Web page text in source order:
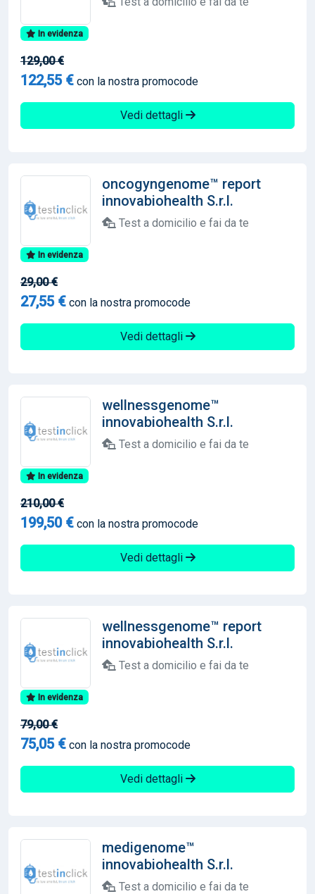
In evidenza
129,00 €
122,55 € con la nostra promocode
Vedi dettagli
oncogyngenome™ report
innovabiohealth S.r.l.
Test a domicilio e fai da te
In evidenza
29,00 €
27,55 € con la nostra promocode
Vedi dettagli
wellnessgenome™
innovabiohealth S.r.l.
Test a domicilio e fai da te
In evidenza
210,00 €
199,50 € con la nostra promocode
Vedi dettagli
wellnessgenome™ report
innovabiohealth S.r.l.
Test a domicilio e fai da te
In evidenza
79,00 €
75,05 € con la nostra promocode
Vedi dettagli
medigenome™
innovabiohealth S.r.l.
Test a domicilio e fai da te